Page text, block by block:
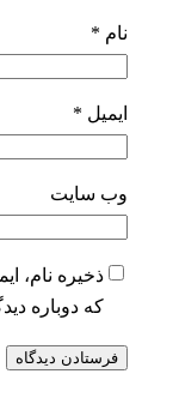
نام *
ایمیل *
وب‌ سایت
ذخیره نام،
که دوباره